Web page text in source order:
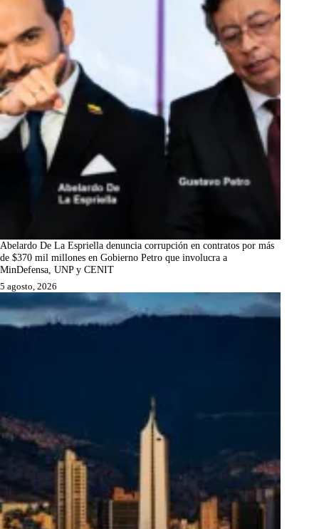
Abelardo De La Espriella denuncia corrupción en contratos por más
de $370 mil millones en Gobierno Petro que involucra a
MinDefensa, UNP y CENIT
5 agosto, 2026